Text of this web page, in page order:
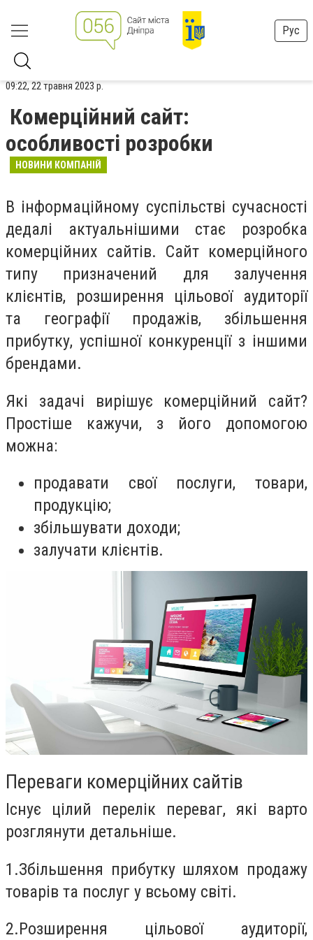
Рус
09:22, 22 травня 2023 р.
Комерційний сайт:
особливості розробки
НОВИНИ КОМПАНІЙ
В інформаційному суспільстві сучасності
дедалі актуальнішими стає розробка
комерційних сайтів. Сайт комерційного
типу призначений для залучення
клієнтів, розширення цільової аудиторії
та географії продажів, збільшення
прибутку, успішної конкуренції з іншими
брендами.
Які задачі вирішує комерційний сайт?
Простіше кажучи, з його допомогою
можна:
продавати свої послуги, товари,
продукцію;
збільшувати доходи;
залучати клієнтів.
Переваги комерційних сайтів
Існує цілий перелік переваг, які варто
розглянути детальніше.
1.Збільшення прибутку шляхом продажу
товарів та послуг у всьому світі.
2.Розширення цільової аудиторії,